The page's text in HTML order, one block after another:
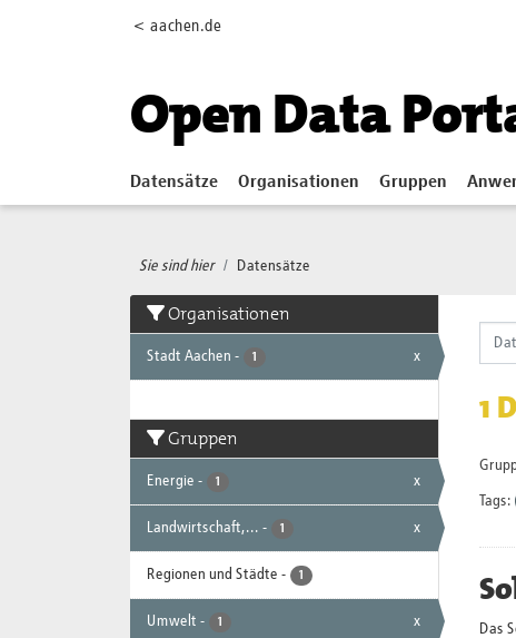
< aachen.de
Open Data
Datensätze Organisationen Gruppen
Sie sind hier Datensätze
Organisationen
Stadt Aachen - 1 x
Gruppen
Energie - 1 x
Landwirtschaft,... - 1 x
Regionen und Städte - 1
Umwelt - 1 x
1
Tags:
Das